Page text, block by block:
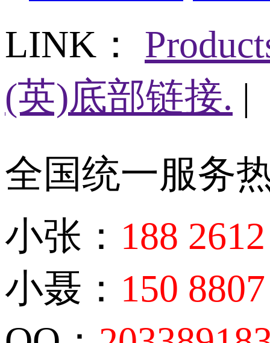
LINK：
(英)底部链接. |
全国统一服务
小张： 188
小聂： 150